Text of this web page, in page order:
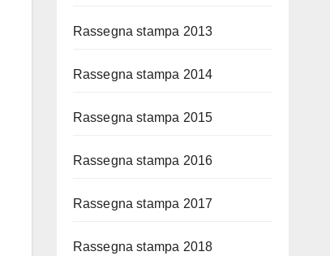
Rassegna stampa 2013
Rassegna stampa 2014
Rassegna stampa 2015
Rassegna stampa 2016
Rassegna stampa 2017
Rassegna stampa 2018